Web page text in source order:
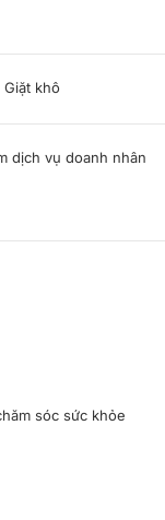
Giặt khô
dịch vụ doanh nhân
sóc sức khỏe